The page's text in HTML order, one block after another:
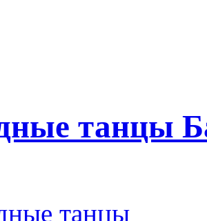
танцы
танцы